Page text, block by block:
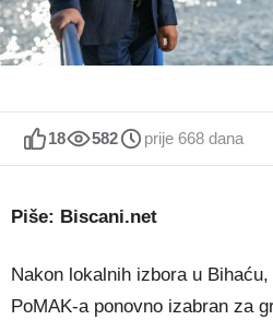
18 582 prije 668 dana
Piše: Biscani.net
Nakon lokalnih izbora u
PoMAK-a ponovno izabran za